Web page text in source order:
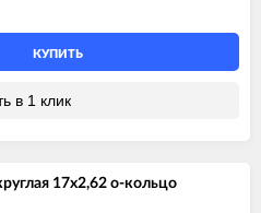
КУПИТЬ
в 1 клик
17x2,62 о-кольцо